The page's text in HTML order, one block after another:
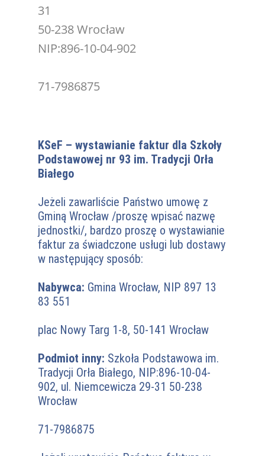
31
50-238 Wrocław
NIP:896-10-04-902
71-7986875
KSeF – wystawianie faktur dla Szkoły
Podstawowej nr 93 im. Tradycji Orła
Białego
Jeżeli zawarliście Państwo umowę z
Gminą Wrocław /proszę wpisać nazwę
jednostki/, bardzo proszę o wystawianie
faktur za świadczone usługi lub dostawy
w następujący sposób:
Nabywca: Gmina Wrocław, NIP 897 13
83 551
plac Nowy Targ 1-8, 50-141 Wrocław
Podmiot inny: Szkoła Podstawowa im.
Tradycji Orła Białego, NIP:896-10-04-
902, ul. Niemcewicza 29-31 50-238
Wrocław
71-7986875